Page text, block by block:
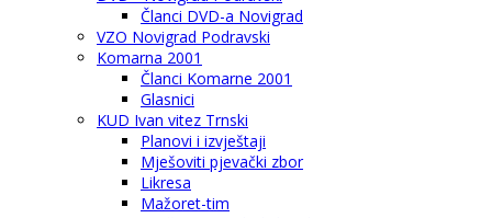
Članci DVD-a Novigrad
VZO Novigrad Podravski
Komarna 2001
Članci Komarne 2001
Glasnici
KUD Ivan vitez Trnski
Planovi i izvještaji
Mješoviti pjevački zbor
Likresa
Mažoret-tim